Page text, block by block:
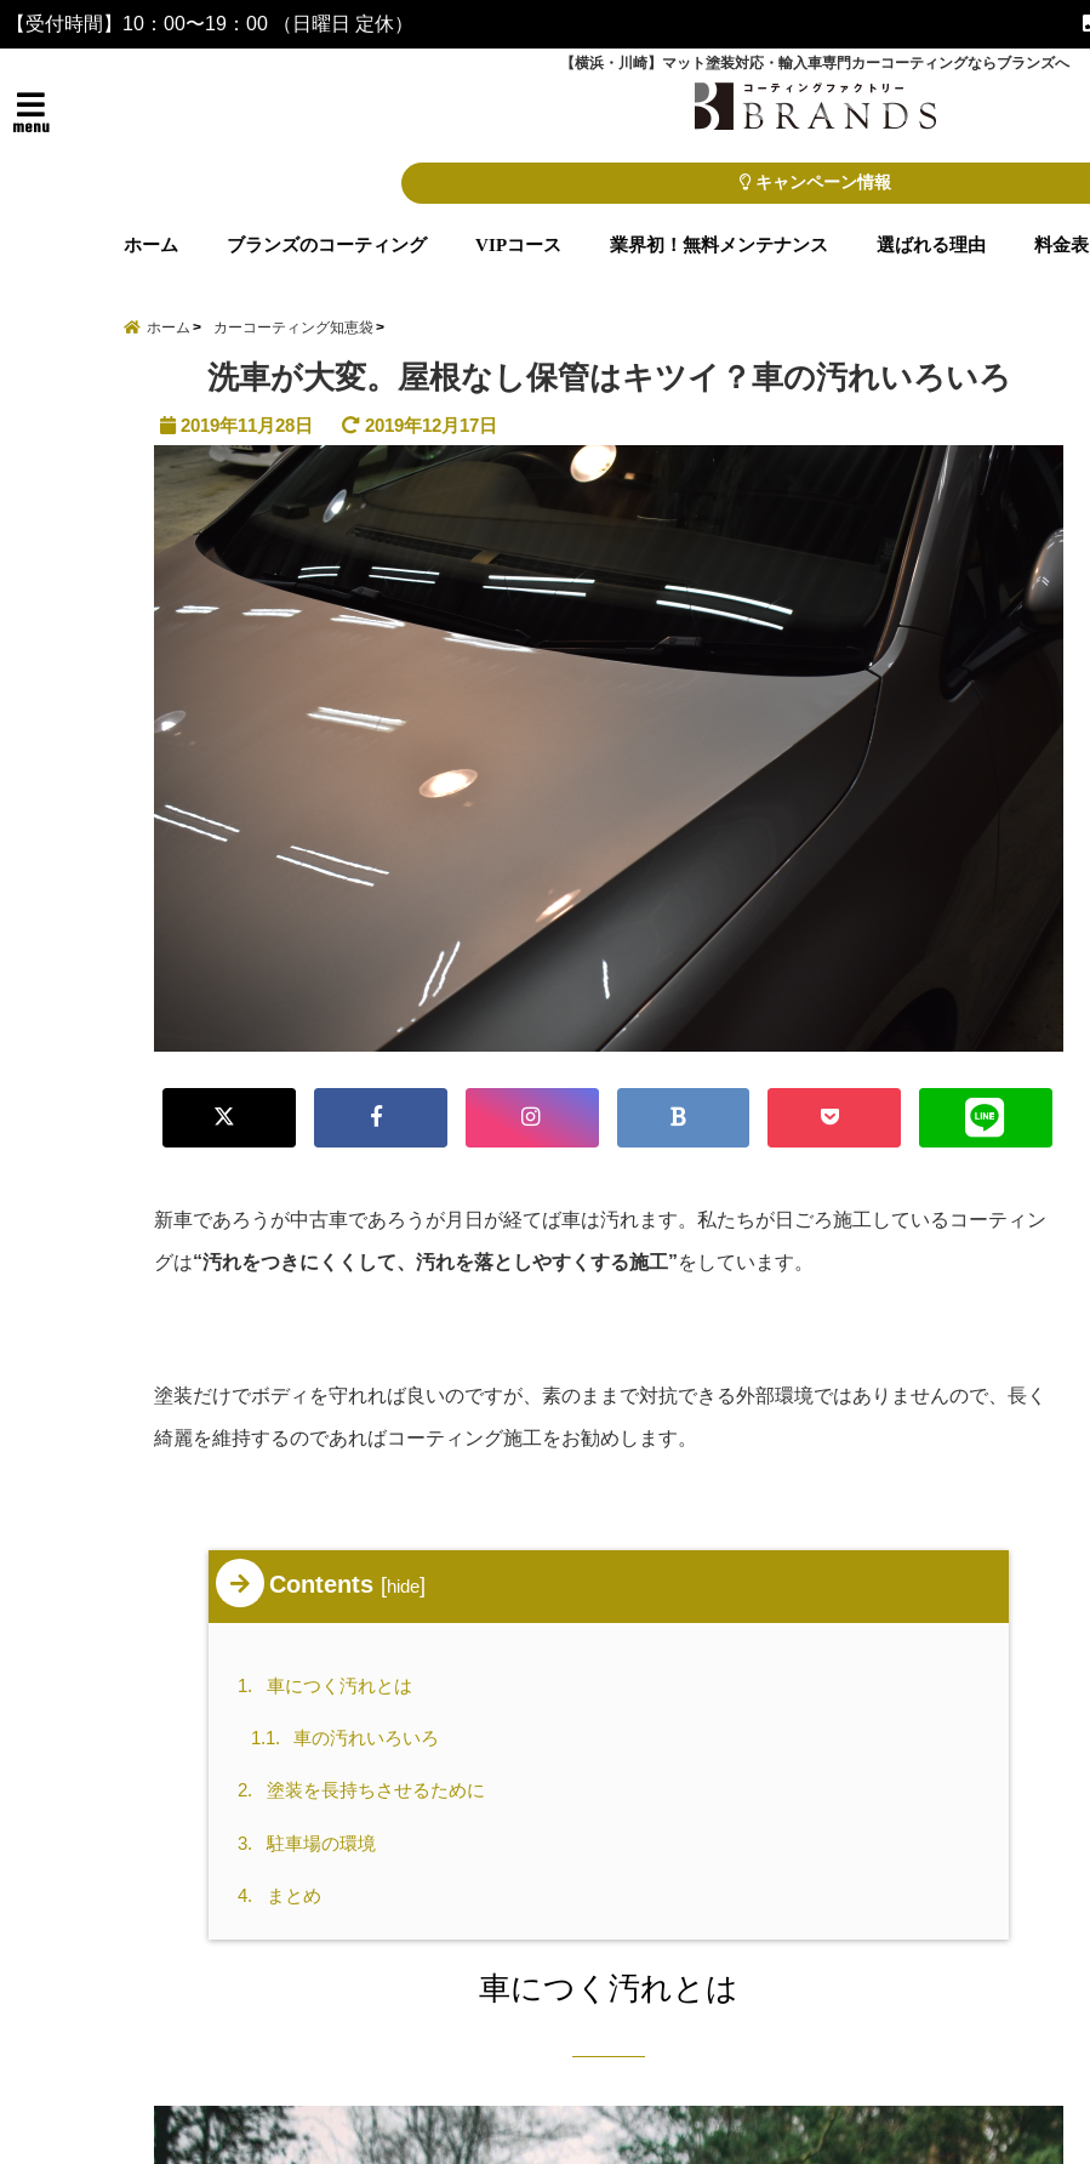
【受付時間】10：00〜19：00 （日曜日 定休）
【横浜・川崎】マット塗装対応・輸入車専門カーコーティングならブランズへ
menu
キャンペーン情報
ホーム ブランズのコーティング VIPコース 業界初！無料メンテナンス 選ばれる理由 料金表
ホーム カーコーティング知恵袋
洗車が大変。屋根なし保管はキツイ？車の汚れいろいろ
2019年11月28日 2019年12月17日
新車であろうが中古車であろうが月日が経てば車は汚れます。私たちが日ごろ施工しているコーティン
グは“汚れをつきにくくして、汚れを落としやすくする施工”をしています。
塗装だけでボディを守れれば良いのですが、素のままで対抗できる外部環境ではありませんので、長く
綺麗を維持するのであればコーティング施工をお勧めします。
Contents [hide]
1. 車につく汚れとは
1.1. 車の汚れいろいろ
2. 塗装を長持ちさせるために
3. 駐車場の環境
4. まとめ
車につく汚れとは